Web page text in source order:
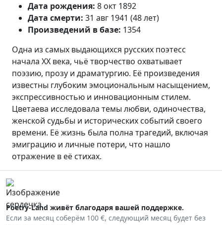
Дата рождения: 8 окт 1892
Дата смерти: 31 авг 1941 (48 лет)
Произведений в базе: 1354
Одна из самых выдающихся русских поэтесс
начала XX века, чьё творчество охватывает
поэзию, прозу и драматургию. Её произведения
известны глубоким эмоциональным насыщением,
экспрессивностью и инновационным стилем.
Цветаева исследовала темы любви, одиночества,
женской судьбы и исторических событий своего
времени. Её жизнь была полна трагедий, включая
эмиграцию и личные потери, что нашло
отражение в её стихах.
Poetry-Land живёт благодаря вашей поддержке.
Если за месяц соберём 100 €, следующий месяц будет без